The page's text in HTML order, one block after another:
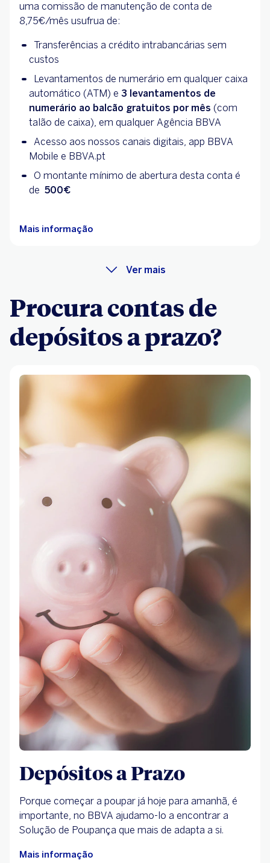
uma comissão de manutenção de conta de
8,75€/mês usufrua de:
Transferências a crédito intrabancárias sem
custos
Levantamentos de numerário em qualquer caixa
automático (ATM) e 3 levantamentos de
numerário ao balcão gratuitos por mês (com
talão de caixa), em qualquer Agência BBVA
Acesso aos nossos canais digitais, app BBVA
Mobile e BBVA.pt
O montante mínimo de abertura desta conta é
de 500€
Mais informação
Ver mais
Procura contas de
depósitos a prazo?
Depósitos a Prazo
Porque começar a poupar já hoje para amanhã, é
importante, no BBVA ajudamo-lo a encontrar a
Solução de Poupança que mais de adapta a si.
Mais informação